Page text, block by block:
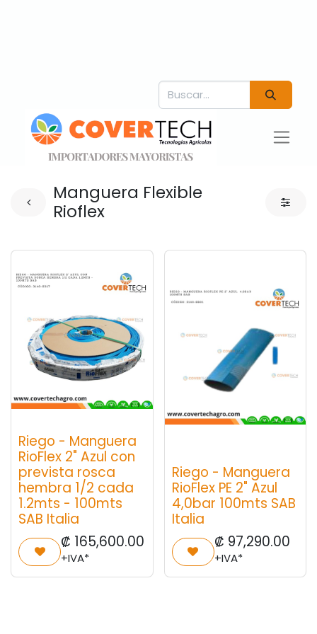
Manguera Flexible
Rioflex
Riego - Manguera
RioFlex 2" Azul con
prevista rosca
hembra 1/2 cada
1.2mts - 100mts
SAB Italia
₡ 165,600.00
+IVA*
Riego - Manguera
RioFlex PE 2" Azul
4,0bar 100mts SAB
Italia
₡ 97,290.00
+IVA*